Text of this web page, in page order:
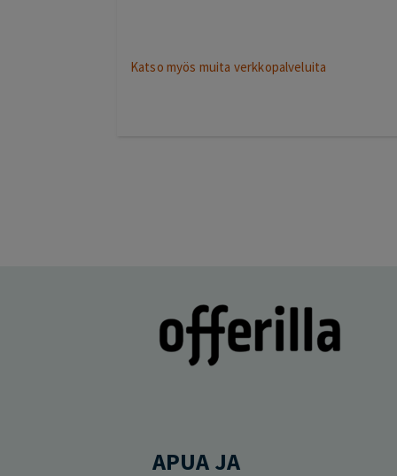
Katso myös muita verkkopalveluita
APUA JA